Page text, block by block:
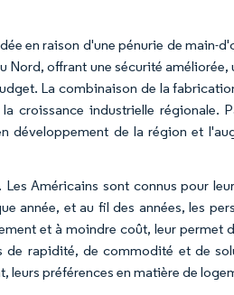
en raison d'une pénurie de main-
Nord, offrant une sécurité améliorée,
La combinaison de la
croissance industrielle régionale.
développement de la région et
Américains sont connus pour
année, et au fil des années, les
et à moindre coût, leur permet
de rapidité, de commodité et de
leurs préférences en matière de